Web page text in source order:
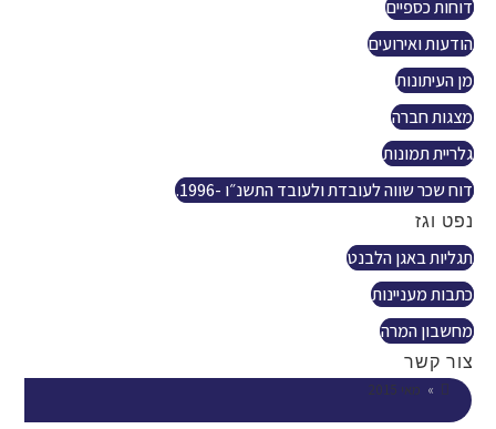
דוחות כספיים
הודעות ואירועים
מן העיתונות
מצגות חברה
גלריית תמונות
דוח שכר שווה לעובדת ולעובד התשנ״ו -1996.
נפט וגז
תגליות באגן הלבנט
כתבות מעניינות
מחשבון המרה
צור קשר
» מאי 2015